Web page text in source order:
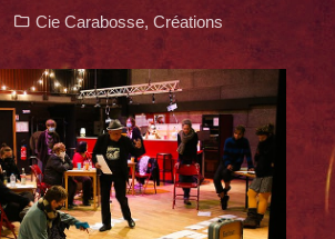
Cie Carabosse, Créations